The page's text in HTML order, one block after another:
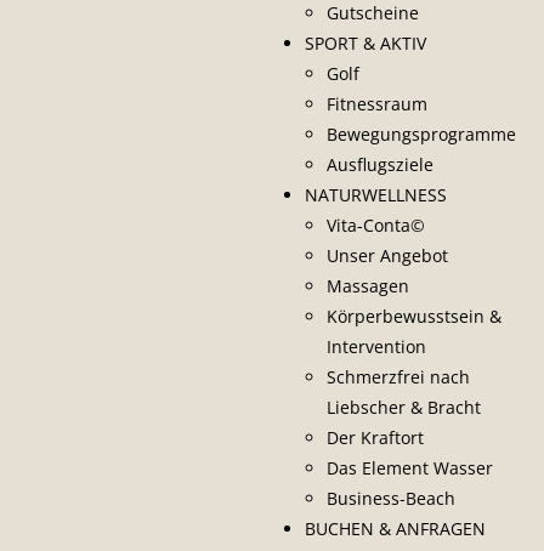
Gutscheine
SPORT & AKTIV
Golf
Fitnessraum
Bewegungsprogramme
Ausflugsziele
NATURWELLNESS
Vita-Conta©
Unser Angebot
Massagen
Körperbewusstsein &
Intervention
Schmerzfrei nach
Liebscher & Bracht
Der Kraftort
Das Element Wasser
Business-Beach
BUCHEN & ANFRAGEN